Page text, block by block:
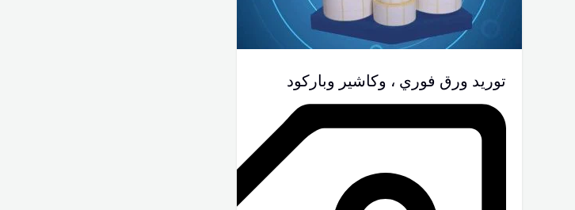
توريد ورق فوري ، وكاشير وباركود